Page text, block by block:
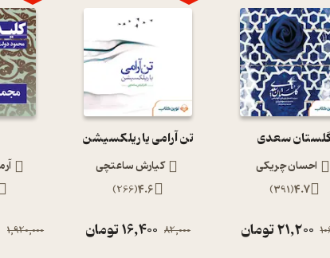
سعدی
احسان چریکی
4.7
(
391
)
21,200تومان
تن آرامی یا ریلکسیشن
کیارش ساعتچی
4.6
(
266
)
82,000
16,400تومان 1,920,000